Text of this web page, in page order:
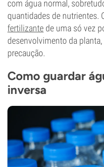
com água normal,
quantidades de nutrientes.
fertilizante de uma só vez
desenvolvimento da
precaução.
Como guardar
inversa